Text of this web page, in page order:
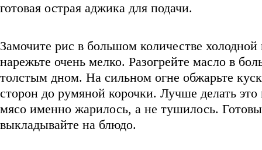
готовая острая аджика для подачи.
Замочите рис в большом количестве
нарежьте очень мелко. Разогрейте масло в
толстым дном. На сильном огне обжарьте
сторон до румяной корочки. Лучше делать
мясо именно жарилось, а не тушилось.
выкладывайте на блюдо.